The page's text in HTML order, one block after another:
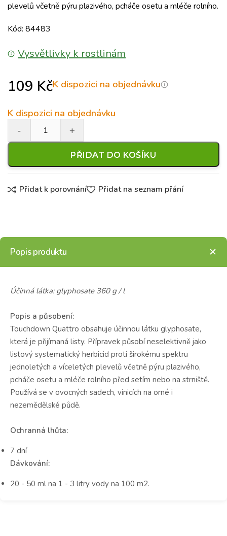
plevelů včetně pýru plazivého, pcháče osetu a mléče rolního.
Kód: 84483
Vysvětlivky k rostlinám
109 KčK dispozici na objednávku
K dispozici na objednávku
PŘIDAT DO KOŠÍKU
Přidat k porovnání Přidat na seznam přání
Popis produktu
Účinná látka: glyphosate 360 g / l
Popis a působení:
Touchdown Quattro obsahuje účinnou látku glyphosate,
která je přijímaná listy. Přípravek působí neselektivně jako
listový systematický herbicid proti širokému spektru
jednoletých a víceletých plevelů včetně pýru plazivého,
pcháče osetu a mléče rolního před setím nebo na strniště.
Používá se v ovocných sadech, vinicích na orné i
nezemědělské půdě.
Ochranná lhůta:
7 dní
Dávkování:
20 - 50 ml na 1 - 3 litry vody na 100 m2.